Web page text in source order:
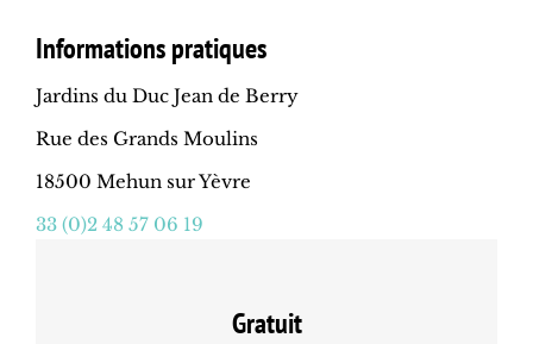
Informations pratiques
Jardins du Duc Jean de Berry
Rue des Grands Moulins
18500 Mehun sur Yèvre
33 (0)2 48 57 06 19
Gratuit